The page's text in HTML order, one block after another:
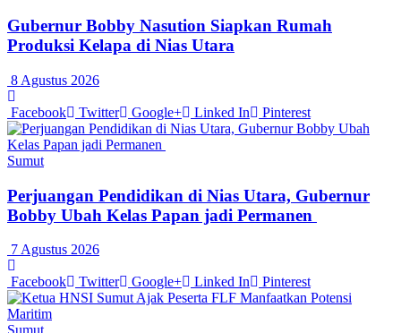
Gubernur Bobby Nasution Siapkan Rumah
Produksi Kelapa di Nias Utara
8 Agustus 2026
Facebook Twitter Google+ Linked In Pinterest
Sumut
Perjuangan Pendidikan di Nias Utara, Gubernur
Bobby Ubah Kelas Papan jadi Permanen
7 Agustus 2026
Facebook Twitter Google+ Linked In Pinterest